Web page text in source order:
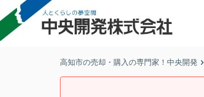
高知市の売却・購入の専門家！中央開発